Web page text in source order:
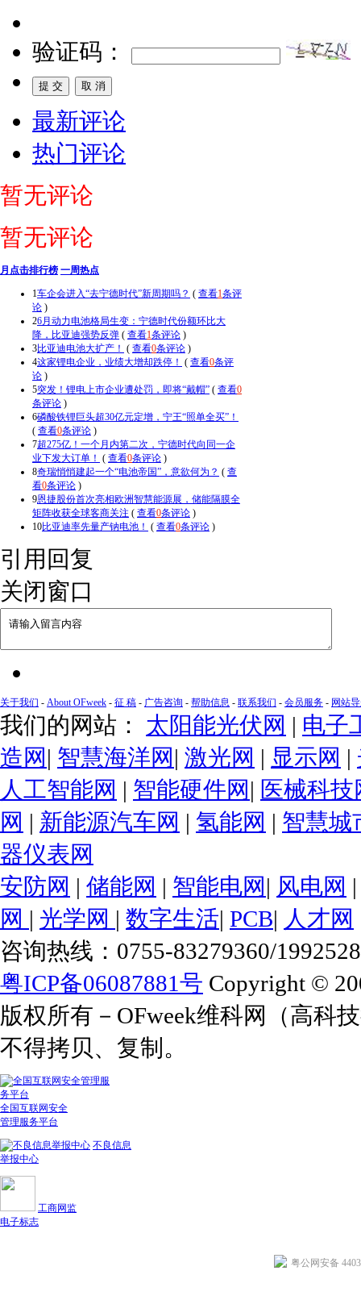
验证码：
最新评论
热门评论
暂无评论
暂无评论
月点击排行榜 一周热点
1车企会进入“去宁德时代”新周期吗？ ( 查看1条评
论 )
26月动力电池格局生变：宁德时代份额环比大
降，比亚迪强势反弹 ( 查看1条评论 )
3比亚迪电池大扩产！ ( 查看0条评论 )
4这家锂电企业，业绩大增却跌停！ ( 查看0条评
论 )
5突发！锂电上市企业遭处罚，即将“戴帽” ( 查看0
条评论 )
6磷酸铁锂巨头超30亿元定增，宁王“照单全买”！
( 查看0条评论 )
7超275亿！一个月内第二次，宁德时代向同一企
业下发大订单！ ( 查看0条评论 )
8奇瑞悄悄建起一个“电池帝国”，意欲何为？ ( 查
看0条评论 )
9恩捷股份首次亮相欧洲智慧能源展，储能隔膜全
矩阵收获全球客商关注 ( 查看0条评论 )
10比亚迪率先量产钠电池！ ( 查看0条评论 )
引用回复
关闭窗口
关于我们 - About OFweek - 征 稿 - 广告咨询 - 帮助信息 - 联系我们 - 会员服务 - 网站
我们的网站： 太阳能光伏网 | 电子
造网 | 智慧海洋网 | 激光网 | 显示网 |
人工智能网 | 智能硬件网 | 医械科技
网 | 新能源汽车网 | 氢能网 | 智慧城
器仪表网
安防网 | 储能网 | 智能电网 | 风电网
网 | 光学网 | 数字生活| PCB| 人才网
咨询热线：0755-83279360/
粤ICP备06087881号 Copyright ©
版权所有－OFweek维科网（高科
不得拷贝、复制。
全国互联网安全
管理服务平台
不良信息
举报中心
工商网监
电子标志
粤公网安备